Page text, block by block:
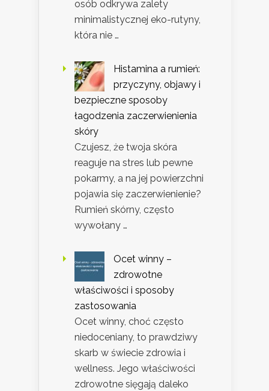
osób odkrywa zalety
minimalistycznej eko-rutyny,
która nie …
Histamina a rumień:
przyczyny, objawy i
bezpieczne sposoby
łagodzenia zaczerwienienia
skóry
Czujesz, że twoja skóra
reaguje na stres lub pewne
pokarmy, a na jej powierzchni
pojawia się zaczerwienienie?
Rumień skórny, często
wywołany …
Ocet winny –
zdrowotne
właściwości i sposoby
zastosowania
Ocet winny, choć często
niedoceniany, to prawdziwy
skarb w świecie zdrowia i
wellness. Jego właściwości
zdrowotne sięgają daleko